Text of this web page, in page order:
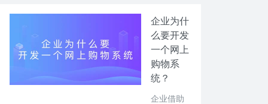
企业为什
么要开发
一个网上
购物系
统？
企业借助